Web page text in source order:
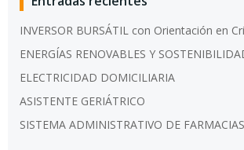
INVERSOR BURSÁTIL con Orientación en
ENERGÍAS RENOVABLES Y
ELECTRICIDAD DOMICILIARIA
ASISTENTE GERIÁTRICO
SISTEMA ADMINISTRATIVO DE